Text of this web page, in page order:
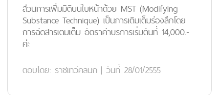
ส่วนการเพิ่มมิติบนใบหน้าด้วย MST (Modifying
Substance Technique) เป็นการเติมเต็มร่องลึกโดย
การฉีดสารเติมเต็ม อัตราค่าบริการเริ่มต้นที่ 14,000.-
ค่ะ
ตอบโดย: ราชเทวีคลินิก | วันที่ 28/01/2555